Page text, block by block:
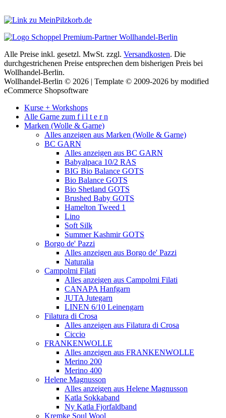
Alle Preise inkl. gesetzl. MwSt. zzgl. Versandkosten. Die
durchgestrichenen Preise entsprechen dem bisherigen Preis bei
Wollhandel-Berlin.
Wollhandel-Berlin © 2026 | Template © 2009-2026 by modified
eCommerce Shopsoftware
Kurse + Workshops
Alle Garne zum f i l t e r n
Marken (Wolle & Garne)
Alles anzeigen aus Marken (Wolle & Garne)
BC GARN
Alles anzeigen aus BC GARN
Babyalpaca 10/2 RAS
BIG Bio Balance GOTS
Bio Balance GOTS
Bio Shetland GOTS
Brushed Baby GOTS
Hamelton Tweed 1
Lino
Soft Silk
Summer Kashmir GOTS
Borgo de' Pazzi
Alles anzeigen aus Borgo de' Pazzi
Naturalia
Campolmi Filati
Alles anzeigen aus Campolmi Filati
CANAPA Hanfgarn
JUTA Jutegarn
LINEN 6/10 Leinengarn
Filatura di Crosa
Alles anzeigen aus Filatura di Crosa
Ciccio
FRANKENWOLLE
Alles anzeigen aus FRANKENWOLLE
Merino 200
Merino 400
Helene Magnusson
Alles anzeigen aus Helene Magnusson
Katla Sokkaband
Ny Katla Fjorfaldband
Kremke Soul Wool